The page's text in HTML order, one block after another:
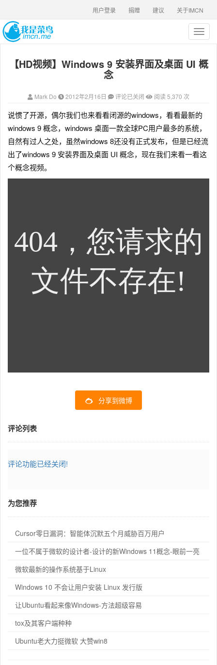
关于IMCN
建议
捐赠
用户登录
T
o
g
v
i
g
a
t
i
n
【HD视频】Windows 9 安装界面及桌面 UI 概
念
Mark Do 2012年2月16日 评论已关闭 阅读 5,370 次
说惯了开源，偶尔我们也来看看闭源的windows，看看最新的
windows 9 概念，windows 桌面一款全球PC用户最多的系统，
自然有过人之处，虽然windows 8还没有正式发布，但是已经流
出了windows 9 安装界面及桌面 UI 概念，现在我们来看一看这
个概念视频。
分享到微博
评论列表
评论功能已经关闭!
为您推荐
Cursor零日漏洞：智能体沉默五个月威胁百万用户
一位不属于微软的设计者-设计的新Windows 11概念-眼前一亮
微软最新的操作系统基于Linux
Windows 10 不会让用户安装 Linux 发行版
让Ubuntu看起来像Windows-方法超级容易
tox及其客户端种种
Ubuntu老大力挺微软 大赞win8